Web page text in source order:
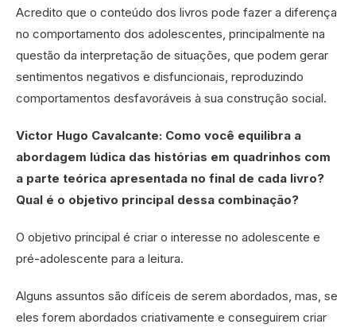
Acredito que o conteúdo dos livros pode fazer a diferença
no comportamento dos adolescentes, principalmente na
questão da interpretação de situações, que podem gerar
sentimentos negativos e disfuncionais, reproduzindo
comportamentos desfavoráveis à sua construção social.
Victor Hugo Cavalcante: Como você equilibra a
abordagem lúdica das histórias em quadrinhos com
a parte teórica apresentada no final de cada livro?
Qual é o objetivo principal dessa combinação?
O objetivo principal é criar o interesse no adolescente e
pré-adolescente para a leitura.
Alguns assuntos são difíceis de serem abordados, mas, se
eles forem abordados criativamente e conseguirem criar